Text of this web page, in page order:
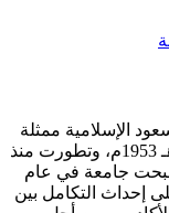
الإسلامية ممثلة
في كلية الشريعة في سنة 1373هـ 1953م، وتطورت منذ
جامعة في عام
على إحداث التكامل بين